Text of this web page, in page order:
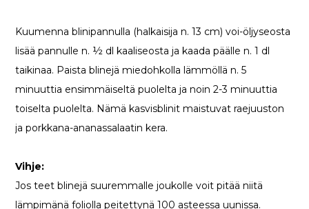
Kuumenna blinipannulla (halkaisija n. 13 cm) voi-öljyseosta
lisää pannulle n. ½ dl kaaliseosta ja kaada päälle n. 1 dl
taikinaa. Paista blinejä miedohkolla lämmöllä n. 5
minuuttia ensimmäiseltä puolelta ja noin 2-3 minuuttia
toiselta puolelta. Nämä kasvisblinit maistuvat raejuuston
ja porkkana-ananassalaatin kera.
Vihje:
Jos teet blinejä suuremmalle joukolle voit pitää niitä
lämpimänä foliolla peitettynä 100 asteessa uunissa.